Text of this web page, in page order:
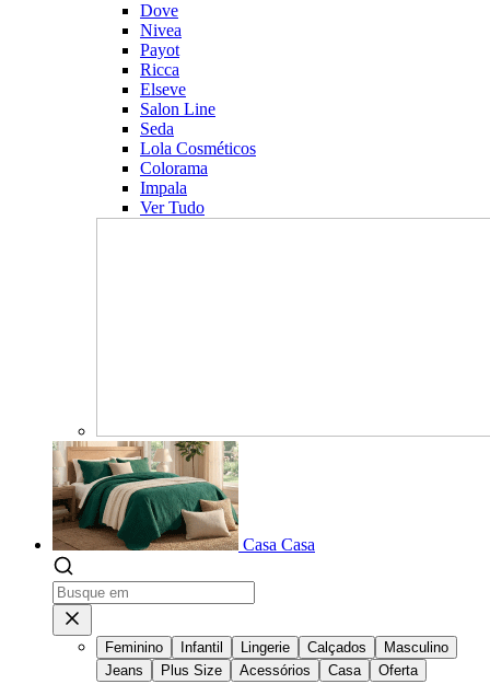
Dove
Nivea
Payot
Ricca
Elseve
Salon Line
Seda
Lola Cosméticos
Colorama
Impala
Ver Tudo
Casa Casa
Feminino Infantil Lingerie Calçados
Masculino
Jeans
Plus Size Acessórios Casa Oferta